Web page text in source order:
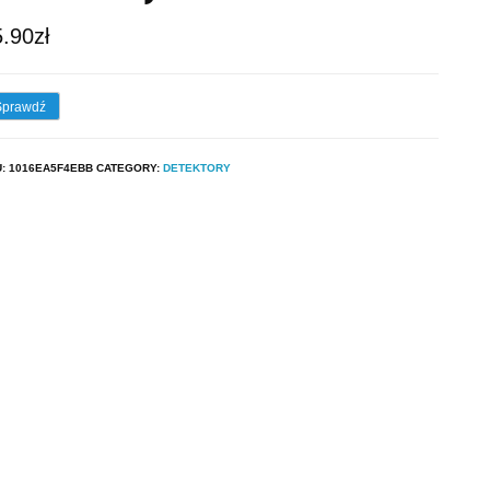
zł
1016EA5F4EBB CATEGORY: DETEKTORY